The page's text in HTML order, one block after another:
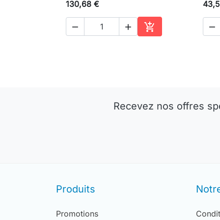
130,68 €
  
Ajouter au panier

Recevez nos offres
Produits
Promotions